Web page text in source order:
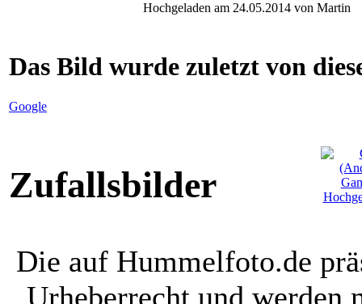
Hochgeladen am 24.05.2014 von Martin
Das Bild wurde zuletzt von
Google
Zufallsbilder
Die auf Hummelfoto.de
Urheberrecht und werden